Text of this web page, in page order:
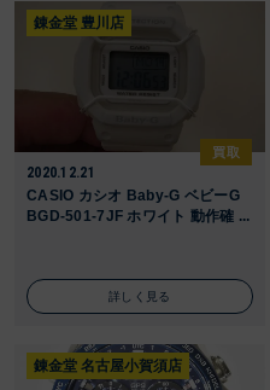
錬金堂 豊川店
買取
2020.12.21
CASIO カシオ Baby-G ベビーG
BGD-501-7JF ホワイト 動作確 ...
詳しく見る
錬金堂 名古屋小賀須店